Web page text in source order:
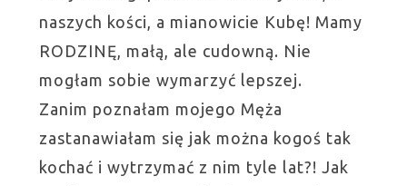
naszych kości, a mianowicie Kubę! Mamy
RODZINĘ, małą, ale cudowną. Nie
mogłam sobie wymarzyć lepszej.
Zanim poznałam mojego Męża
zastanawiałam się jak można kogoś tak
kochać i wytrzymać z nim tyle lat?! Jak